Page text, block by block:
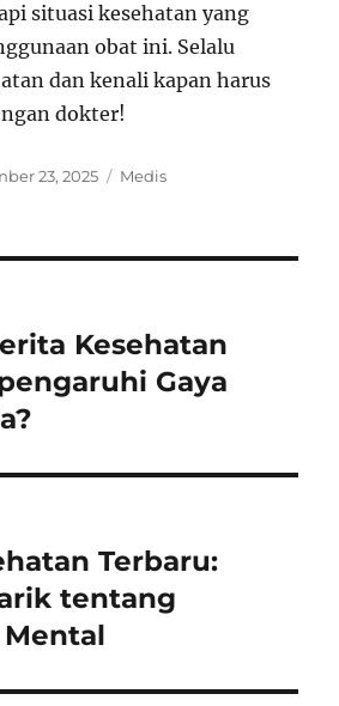
situasi kesehatan yang
obat ini. Selalu
dan kenali kapan harus
dokter!
23, 2025 Categories
Medis
Kesehatan
Gaya
Terbaru:
tentang